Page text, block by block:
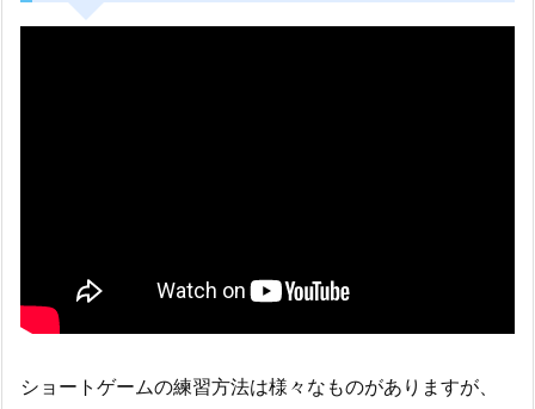
ショートゲームの練習方法は様々なものがありますが、